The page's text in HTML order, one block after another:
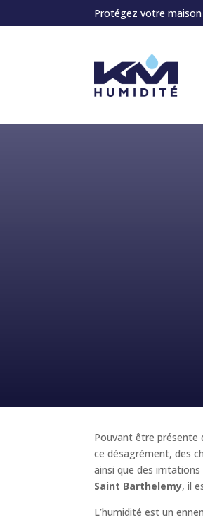
Protégez votre
Pouvant être présente
ce désagrément, des
ainsi que des
Saint Barthelemy, il
L’humidité est un